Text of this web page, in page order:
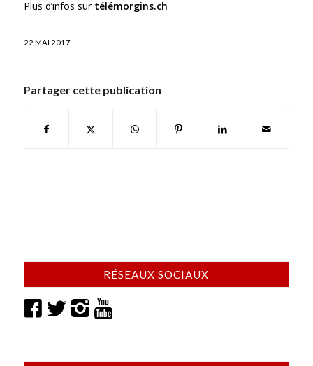
Plus d’infos sur télémorgins.ch
22 MAI 2017
Partager cette publication
RÉSEAUX SOCIAUX